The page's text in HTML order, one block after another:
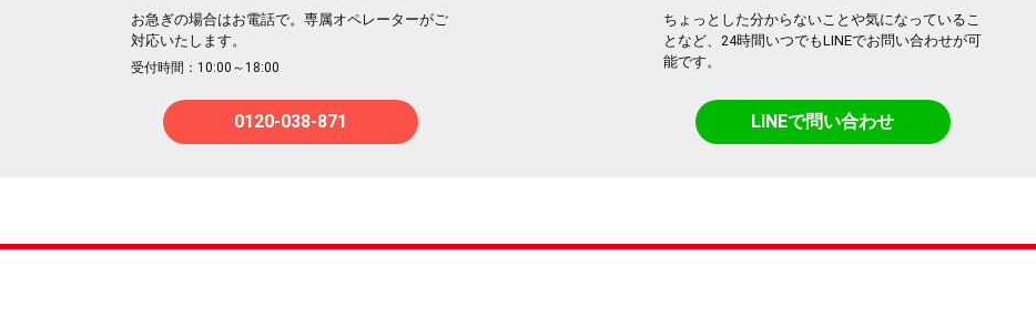
お急ぎの場合はお電話で。専属オペレーターがご
対応いたします。
受付時間：10:00～18:00
0120-038-871
ちょっとした分からないことや気になっているこ
となど、24時間いつでもLINEでお問い合わせが可
能です。
LINEで問い合わせ